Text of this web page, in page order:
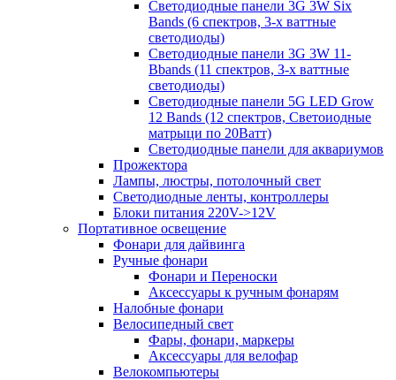
Светодиодные панели 3G 3W Six
Bands (6 спектров, 3-х ваттные
светодиоды)
Светодиодные панели 3G 3W 11-
Bbands (11 спектров, З-х ваттные
светодиоды)
Светодиодные панели 5G LЕD Grow
12 Bands (12 спектров, Светоиодные
матрыци по 20Ватт)
Светодиодные панели для аквариумов
Прожектора
Лампы, люстры, потолочный свет
Светодиодные ленты, контроллеры
Блоки питания 220V->12V
Портативное освещение
Фонари для дайвинга
Ручные фонари
Фонари и Переноски
Аксессуары к ручным фонарям
Налобные фонари
Велосипедный свет
Фары, фонари, маркеры
Аксессуары для велофар
Велокомпьютеры